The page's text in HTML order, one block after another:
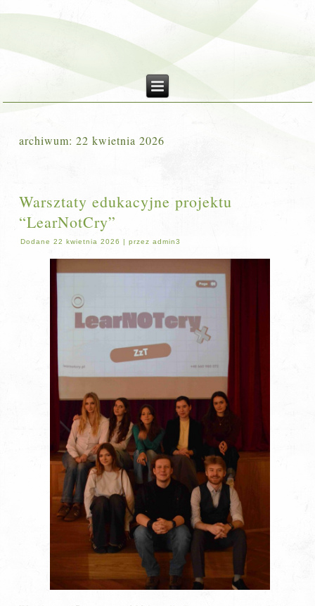
archiwum:22 kwietnia 2026
Warsztaty edukacyjne projektu
“LearNotCry”
Dodane 22 kwietnia 2026 |przez admin3